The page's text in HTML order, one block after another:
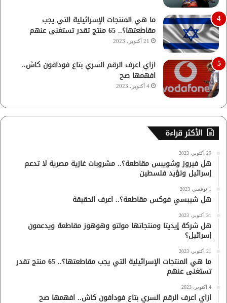
ما هي المنتجات الإسرائيلية التي يجب
مقاطعتها؟.. 65 منتج تقدر تستغنى عنهم
21 أكتوبر، 2023
ازاي اعرف الرقم السري بتاع فودافون كاش..
افهمها صح
4 أكتوبر، 2023
الأكثر قراءة
29 أكتوبر، 2023
هل فيروز وشويبس مقاطعة؟.. مشروبات غازية مصرية لا تدعم
إسرائيل وتؤيد فلسطين
1 نوفمبر، 2023
هل شيبسي فوكس مقاطعة؟.. اعرف الحقيقة
31 أكتوبر، 2023
هل شركة إيديتا ومنتجاتها مولتو وهوهوز مقاطعة ويدعمون
إسرائيل؟
21 أكتوبر، 2023
ما هي المنتجات الإسرائيلية التي يجب مقاطعتها؟.. 65 منتج تقدر
تستغنى عنهم
4 أكتوبر، 2023
ازاي اعرف الرقم السري بتاع فودافون كاش.. افهمها صح